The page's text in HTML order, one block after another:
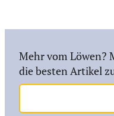
Mehr vom Löwen?
die besten Artikel